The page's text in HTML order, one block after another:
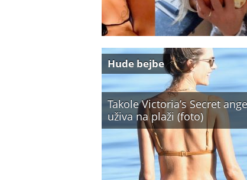
Takole Victoria’s Secret
uživa na plaži (foto)
Hude bejbe